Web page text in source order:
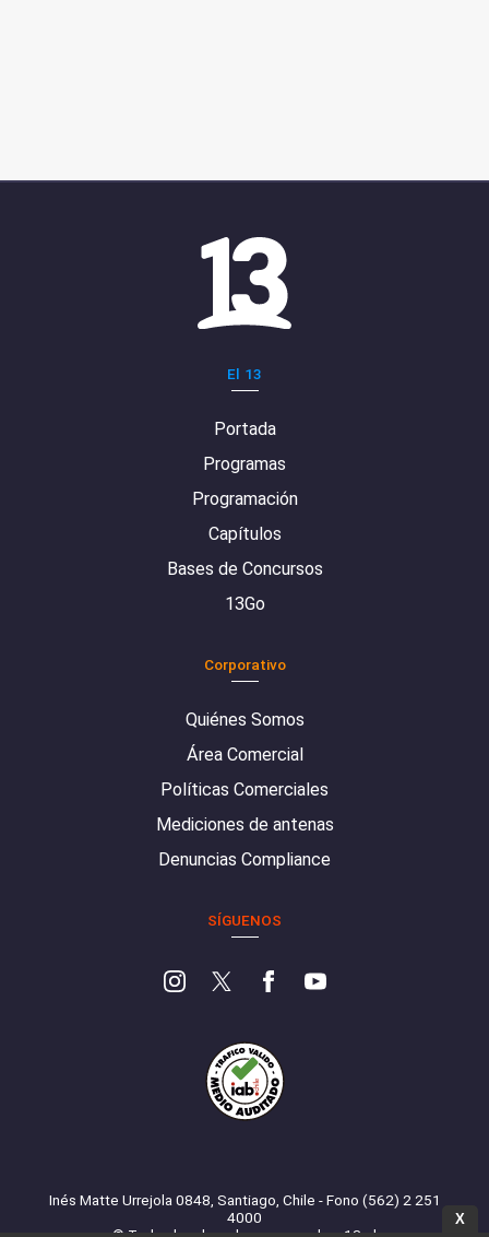
El 13
Portada
Programas
Programación
Capítulos
Bases de Concursos
13Go
Corporativo
Quiénes Somos
Área Comercial
Políticas Comerciales
Mediciones de antenas
Denuncias Compliance
SÍGUENOS
Inés Matte Urrejola 0848, Santiago, Chile - Fono (562) 2 251
4000
X